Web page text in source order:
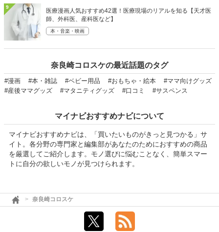
9
医療漫画人気おすすめ42選！医療現場のリアルを知る【天才医
師、外科医、産科医など】
本・音楽・映画
奈良崎コロスケの最近話題のタグ
#漫画 #本・雑誌 #ベビー用品 #おもちゃ・絵本
#ママ向けグッズ
#産後ママグッズ
#マタニティグッズ #口コミ #サスペンス
マイナビおすすめナビについて
マイナビおすすめナビは、「買いたいものがきっと見つかる」サ
イト。各分野の専門家と編集部があなたのためにおすすめの商品
を厳選してご紹介します。モノ選びに悩むことなく、簡単スマー
トに自分の欲しいモノが見つけられます。
奈良崎コロスケ